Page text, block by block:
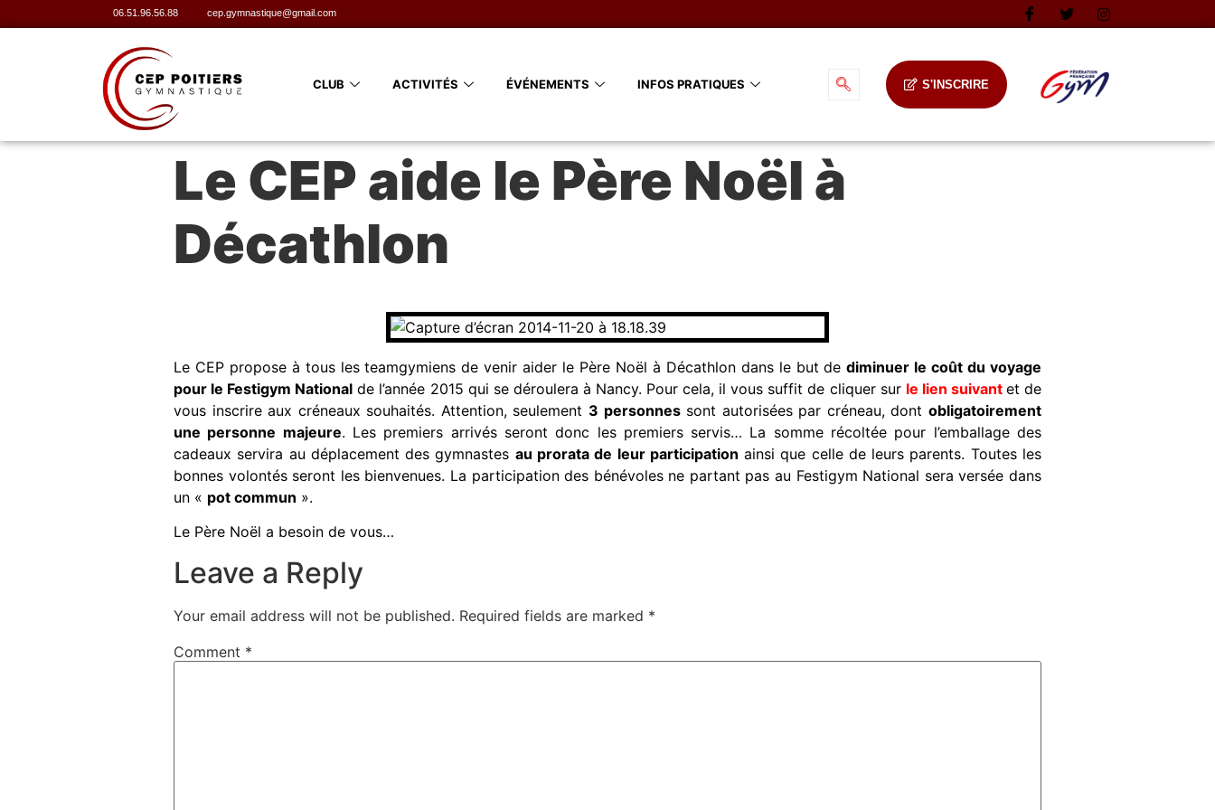
06.51.96.56.88 cep.gymnastique@gmail.com
CLUB ACTIVITÉS ÉVÉNEMENTS INFOS PRATIQUES S'INSCRIRE
Le CEP aide le Père Noël à
Décathlon
Le CEP propose à tous les teamgymiens de venir aider le Père Noël à Décathlon dans le but dediminuer le coût du voyage
pour le Festigym National de l’année 2015 qui se déroulera à Nancy. Pour cela, il vous suffit de cliquer sur le lien suivant et de
vous inscrire aux créneaux souhaités. Attention, seulement 3 personnessont autorisées par créneau, dontobligatoirement
une personne majeure. Les premiers arrivés seront donc les premiers servis… La somme récoltée pour l’emballage des
cadeaux servira au déplacement des gymnastes au prorata de leur participation ainsi que celle de leurs parents. Toutes les
bonnes volontés seront les bienvenues. La participation des bénévoles ne partant pas au Festigym National sera versée dans
un « pot commun ».
Le Père Noël a besoin de vous…
Leave a Reply
Your email address will not be published. Required fields are marked *
Comment *